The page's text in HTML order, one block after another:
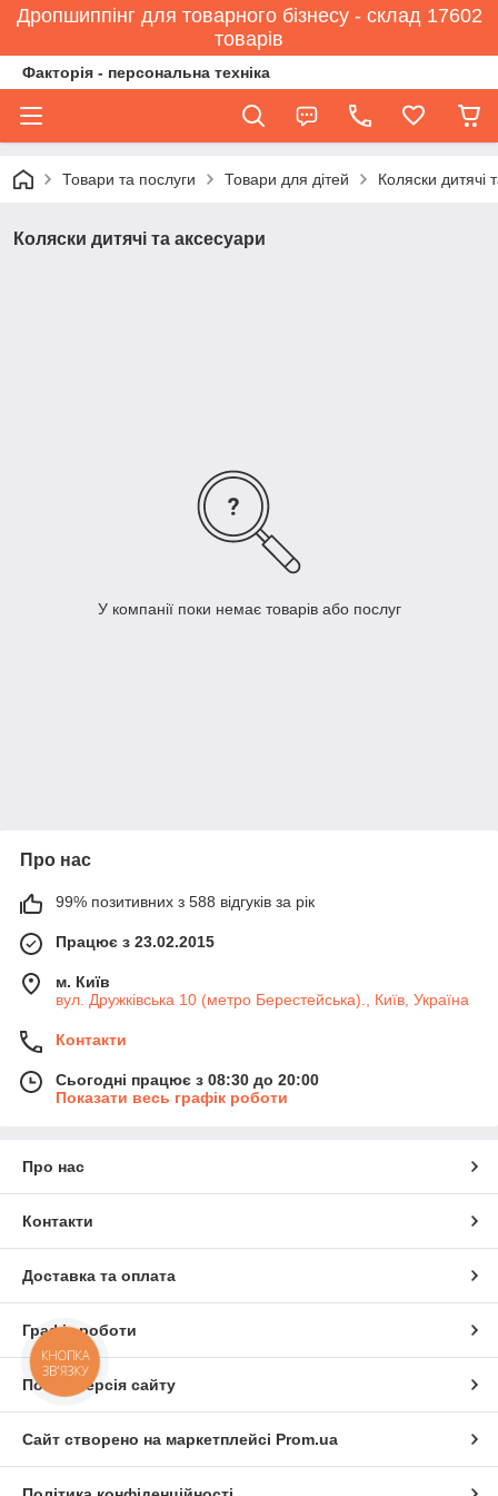
Дропшиппінг для товарного бізнесу - склад 17602
товарів
Факторія - персональна техніка
Товари та послуги Товари для дітей Коляски дитячі
Коляски дитячі та аксесуари
У компанії поки немає товарів або послуг
Про нас
99% позитивних з 588 відгуків за рік
Працює з 23.02.2015
м. Київ
вул. Дружківська 10 (метро Берестейська)., Київ, Україна
Контакти
Сьогодні працює з 08:30 до 20:00
Показати весь графік роботи
Про нас
Контакти
Доставка та оплата
Графік роботи
Повна версія сайту
Сайт створено на маркетплейсі Prom.ua
КНОПКА
ЗВ'ЯЗКУ